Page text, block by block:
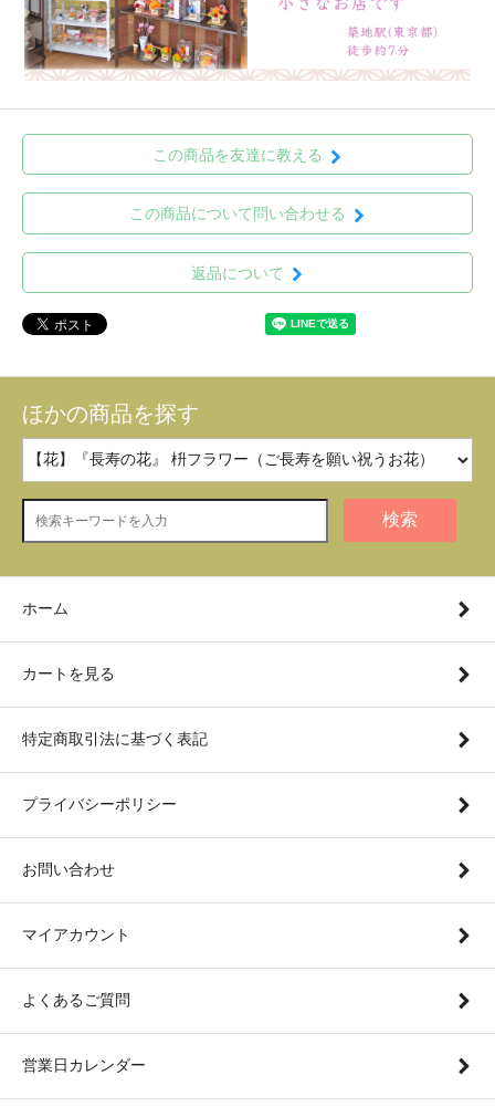
この商品を友達に教える
この商品について問い合わせる
返品について
ほかの商品を探す
検索
ホーム
カートを見る
特定商取引法に基づく表記
プライバシーポリシー
お問い合わせ
マイアカウント
よくあるご質問
営業日カレンダー